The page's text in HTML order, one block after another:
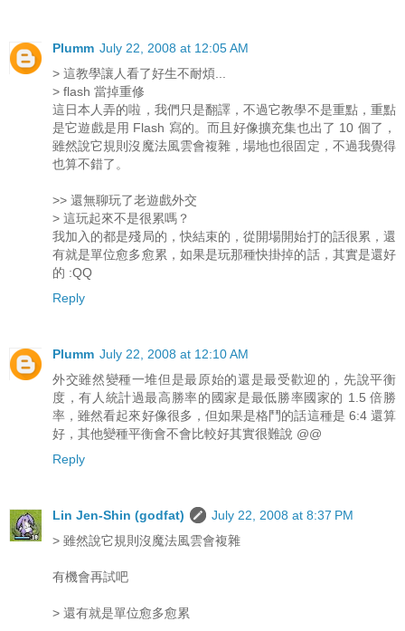
Plumm July 22, 2008 at 12:05 AM
> 這教學讓人看了好生不耐煩...
> flash 當掉重修
這日本人弄的啦，我們只是翻譯，不過它教學不是重點，重點
是它遊戲是用 Flash 寫的。而且好像擴充集也出了 10 個了，
雖然說它規則沒魔法風雲會複雜，場地也很固定，不過我覺得
也算不錯了。
>> 還無聊玩了老遊戲外交
> 這玩起來不是很累嗎？
我加入的都是殘局的，快結束的，從開場開始打的話很累，還
有就是單位愈多愈累，如果是玩那種快掛掉的話，其實是還好
的 :QQ
Reply
Plumm July 22, 2008 at 12:10 AM
外交雖然變種一堆但是最原始的還是最受歡迎的，先說平衡
度，有人統計過最高勝率的國家是最低勝率國家的 1.5 倍勝
率，雖然看起來好像很多，但如果是格鬥的話這種是 6:4 還算
好，其他變種平衡會不會比較好其實很難說 @@
Reply
Lin Jen-Shin (godfat)
July 22, 2008 at 8:37 PM
> 雖然說它規則沒魔法風雲會複雜
有機會再試吧
> 還有就是單位愈多愈累